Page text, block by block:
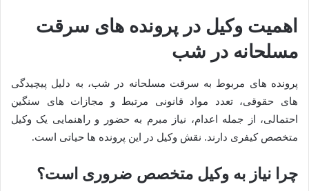
اهمیت وکیل در پرونده های سرقت
مسلحانه در شب
پرونده های مربوط به سرقت مسلحانه در شب، به دلیل پیچیدگی
های حقوقی، تعدد مواد قانونی مرتبط و مجازات های سنگین
احتمالی، از جمله اعدام، نیاز مبرم به حضور و راهنمایی یک وکیل
متخصص کیفری دارند. نقش وکیل در این پرونده ها حیاتی است.
چرا نیاز به وکیل متخصص ضروری است؟